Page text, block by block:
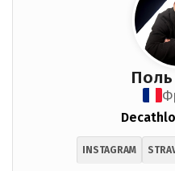
Поль
INSTAGRAM